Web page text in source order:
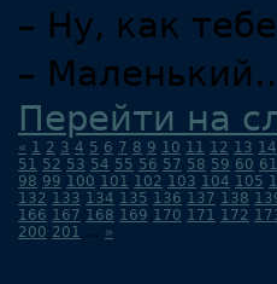
– Ну, как
–
Перейти на
« 1 2 3 4 5 6 7 8 9 10 11 12 13 14
51 52 53 54 55 56 57 58 59 60 61
98 99 100 101 102 103 104 105
132 133 134 135 136 137 138
166 167 168 169 170 171 172
200 201 ... »